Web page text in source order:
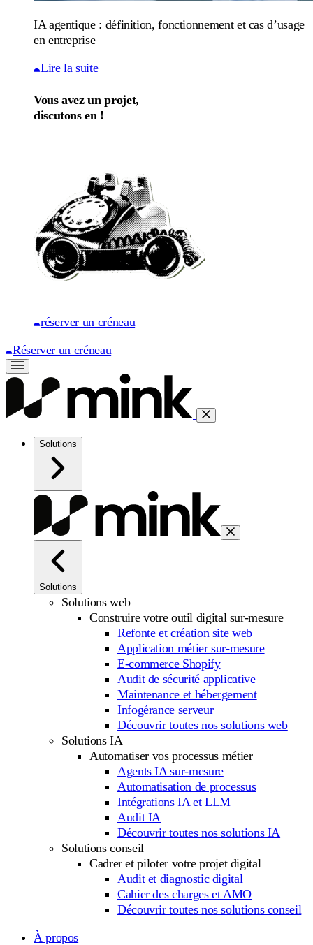
IA agentique : définition, fonctionnement et cas d’usage
en entreprise
Lire la suite
Vous avez un projet,
discutons en !
réserver un créneau
Réserver un créneau
Solutions
Solutions
Solutions web
Construire votre outil digital sur-mesure
Refonte et création site web
Application métier sur-mesure
E-commerce Shopify
Audit de sécurité applicative
Maintenance et hébergement
Infogérance serveur
Découvrir toutes nos solutions web
Solutions IA
Automatiser vos processus métier
Agents IA sur-mesure
Automatisation de processus
Intégrations IA et LLM
Audit IA
Découvrir toutes nos solutions IA
Solutions conseil
Cadrer et piloter votre projet digital
Audit et diagnostic digital
Cahier des charges et AMO
Découvrir toutes nos solutions conseil
À propos